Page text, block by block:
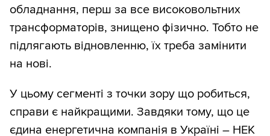
обладнання, перш за все високовольтних
трансформаторів, знищено фізично. Тобто не
підлягають відновленню, їх треба замінити
на нові.
У цьому сегменті з точки зору що робиться,
справи є найкращими. Завдяки тому, що це
єдина енергетична компанія в Україні – НЕК